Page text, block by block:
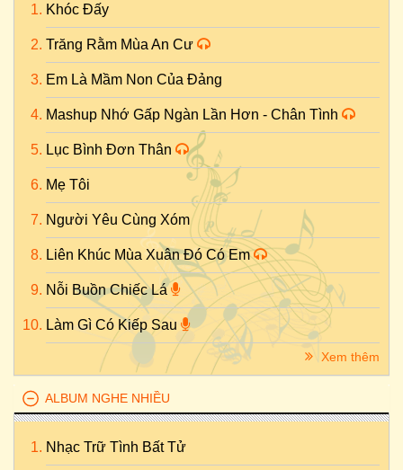
Khóc Đấy
Trăng Rằm Mùa An Cư
Em Là Mầm Non Của Đảng
Mashup Nhớ Gấp Ngàn Lần Hơn - Chân Tình
Lục Bình Đơn Thân
Mẹ Tôi
Người Yêu Cùng Xóm
Liên Khúc Mùa Xuân Đó Có Em
Nỗi Buồn Chiếc Lá
Làm Gì Có Kiếp Sau
Xem thêm
ALBUM NGHE NHIỀU
Nhạc Trữ Tình Bất Tử